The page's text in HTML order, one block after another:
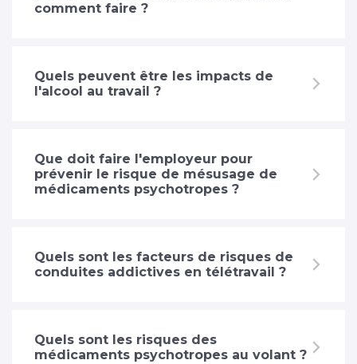
comment faire ?
Quels peuvent être les impacts de
l'alcool au travail ?
Que doit faire l'employeur pour
prévenir le risque de mésusage de
médicaments psychotropes ?
Quels sont les facteurs de risques de
conduites addictives en télétravail ?
Quels sont les risques des
médicaments psychotropes au volant ?